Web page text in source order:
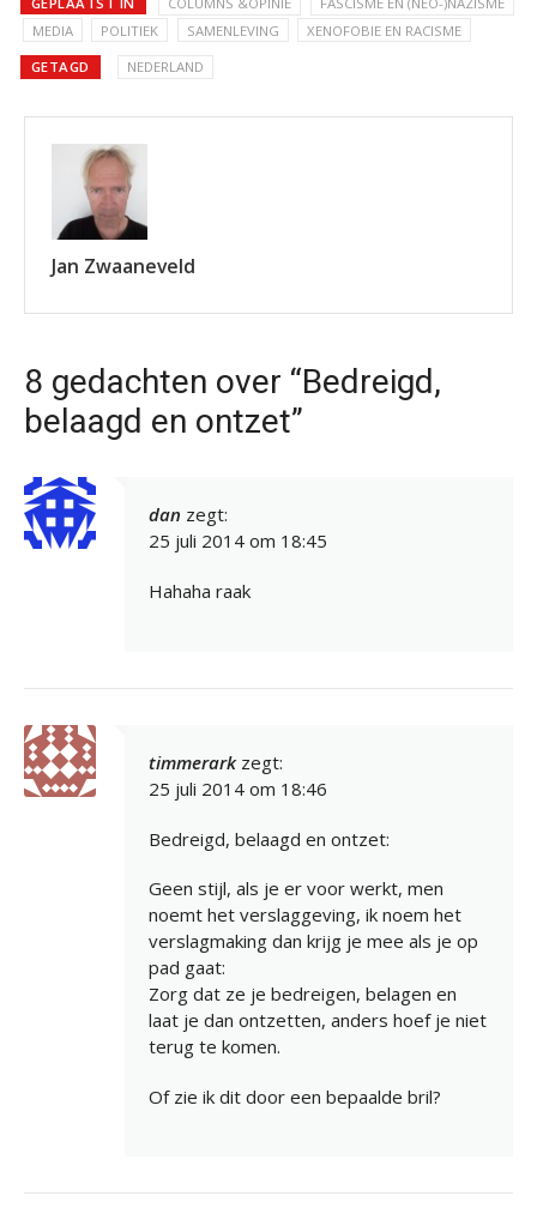
MEDIA
POLITIEK SAMENLEVING XENOFOBIE EN RACISME
GETAGD NEDERLAND
Jan Zwaaneveld
8 gedachten over “Bedreigd,
belaagd en ontzet”
dan zegt:
25 juli 2014 om 18:45
Hahaha raak
timmerark zegt:
25 juli 2014 om 18:46
Bedreigd, belaagd en ontzet:
Geen stijl, als je er voor werkt, men
noemt het verslaggeving, ik noem het
verslagmaking dan krijg je mee als je op
pad gaat:
Zorg dat ze je bedreigen, belagen en
laat je dan ontzetten, anders hoef je niet
terug te komen.
Of zie ik dit door een bepaalde bril?